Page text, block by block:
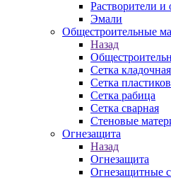
Растворители и
Эмали
Общестроительные
Назад
Сетка кладочная
Сетка
Сетка рабица
Сетка сварная
Стеновые
Огнезащита
Назад
Огнезащита
Огнезащитные